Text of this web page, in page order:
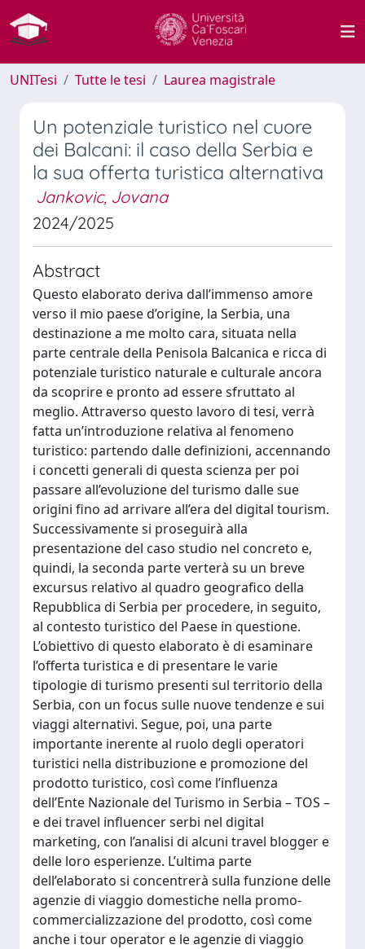
UNITesi Tutte le tesi Laurea magistrale
Un potenziale turistico nel cuore
dei Balcani: il caso della Serbia e
la sua offerta turistica alternativa
Jankovic, Jovana
2024/2025
Abstract
Questo elaborato deriva dall’immenso amore
verso il mio paese d’origine, la Serbia, una
destinazione a me molto cara, situata nella
parte centrale della Penisola Balcanica e ricca di
potenziale turistico naturale e culturale ancora
da scoprire e pronto ad essere sfruttato al
meglio. Attraverso questo lavoro di tesi, verrà
fatta un’introduzione relativa al fenomeno
turistico: partendo dalle definizioni, accennando
i concetti generali di questa scienza per poi
passare all’evoluzione del turismo dalle sue
origini fino ad arrivare all’era del digital tourism.
Successivamente si proseguirà alla
presentazione del caso studio nel concreto e,
quindi, la seconda parte verterà su un breve
excursus relativo al quadro geografico della
Repubblica di Serbia per procedere, in seguito,
al contesto turistico del Paese in questione.
L’obiettivo di questo elaborato è di esaminare
l’offerta turistica e di presentare le varie
tipologie di turismo presenti sul territorio della
Serbia, con un focus sulle nuove tendenze e sui
viaggi alternativi. Segue, poi, una parte
importante inerente al ruolo degli operatori
turistici nella distribuzione e promozione del
prodotto turistico, così come l’influenza
dell’Ente Nazionale del Turismo in Serbia – TOS –
e dei travel influencer serbi nel digital
marketing, con l’analisi di alcuni travel blogger e
delle loro esperienze. L’ultima parte
dell’elaborato si concentrerà sulla funzione delle
agenzie di viaggio domestiche nella promo-
commercializzazione del prodotto, così come
anche i tour operator e le agenzie di viaggio